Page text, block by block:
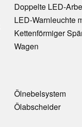
Doppelte LED-
LED-Warnleuchte
Kettenförmiger
Wagen
Ölnebelsystem
Ölabscheider